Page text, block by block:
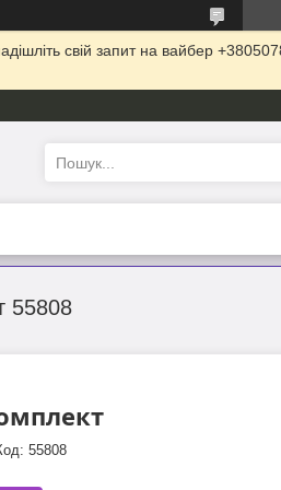
свій запит на вайбер
55808
55808